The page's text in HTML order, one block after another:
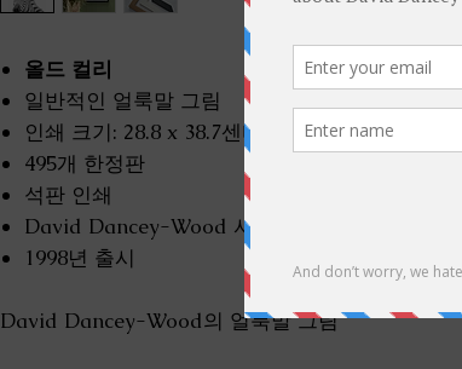
올드 컬리
일반적인 얼룩말 그림
인쇄 크기: 28.8 x 38.7센티미터(11.3" x 15.3"인치)
495개 한정판
석판 인쇄
David Dancey-Wood 서명 및 번호 부여
1998년 출시
David Dancey-Wood의 얼룩말 그림